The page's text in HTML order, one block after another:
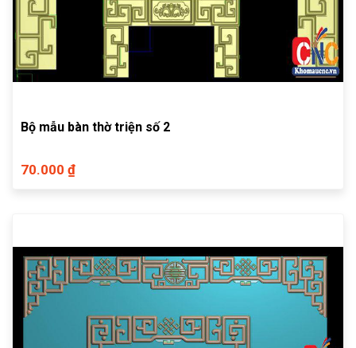
Bộ mẫu bàn thờ triện số 2
70.000 ₫